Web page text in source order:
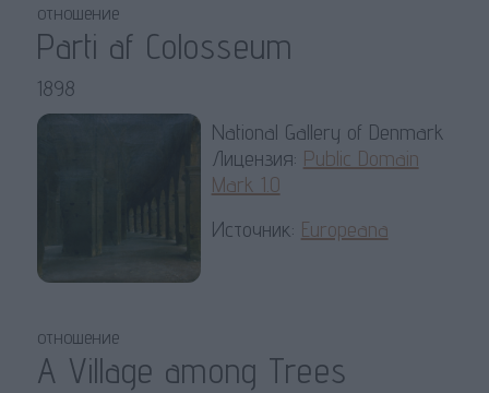
отношение
Parti af Colosseum
1898
National Gallery of Denmark
Лицензия: Public Domain
Mark 1.0
Источник: Europeana
отношение
A Village among Trees